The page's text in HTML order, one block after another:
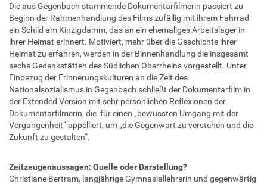
Die aus Gegenbach stammende Dokumentarfilmerin passiert zu
Beginn der Rahmenhandlung des Films zufällig mit ihrem Fahrrad
ein Schild am Kinzigdamm, das an ein ehemaliges Arbeitslager in
ihrer Heimat erinnert. Motiviert, mehr über die Geschichte ihrer
Heimat zu erfahren, werden in der Binnenhandlung die insgesamt
sechs Gedenkstätten des Südlichen Oberrheins vorgestellt. Unter
Einbezug der Erinnerungskulturen an die Zeit des
Nationalsozialismus in Gegenbach schließt der Dokumentarfilm in
der Extended Version mit sehr persönlichen Reflexionen der
Dokumentarfilmerin, die für einen „bewussten Umgang mit der
Vergangenheit“ appelliert, um „die Gegenwart zu verstehen und die
Zukunft zu gestalten“.
Zeitzeugenaussagen: Quelle oder Darstellung?
Christiane Bertram, langjährige Gymnasiallehrerin und gegenwärtig